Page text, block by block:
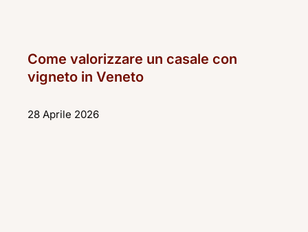
Come valorizzare un casale con
vigneto in Veneto
28 Aprile 2026